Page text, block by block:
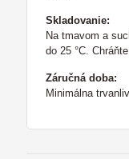
Skladovanie:
Na tmavom a
do 25 °C.
Záručná doba:
Minimálna